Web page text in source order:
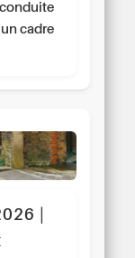
conduite
cadre
|